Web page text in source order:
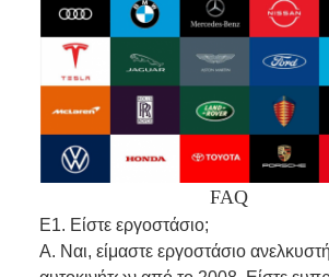
FAQ
Ε1. Είστε εργοστάσιο;
Α. Ναι, είμαστε εργοστάσιο